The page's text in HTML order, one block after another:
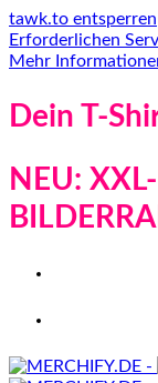
tawk.to entsperren
Erforderlichen
Mehr
Dein T-
NEU: